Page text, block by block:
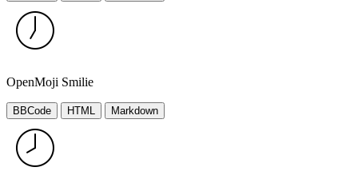
OpenMoji Smilie
BBCode HTML Markdown